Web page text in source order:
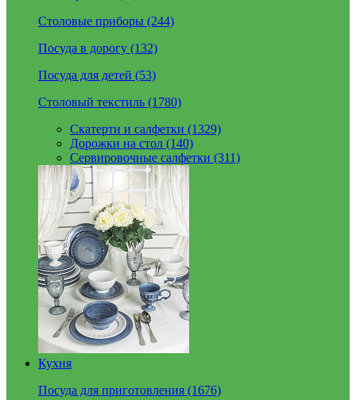
Столовые приборы (244)
Посуда в дорогу (132)
Посуда для детей (53)
Столовый текстиль (1780)
Скатерти и салфетки (1329)
Дорожки на стол (140)
Сервировочные салфетки (311)
Кухня
Посуда для приготовления (1676)